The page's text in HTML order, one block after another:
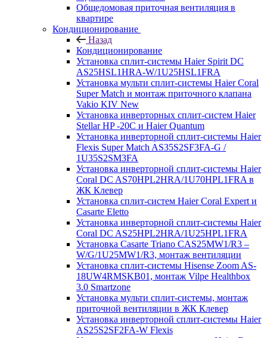
Общедомовая приточная вентиляция в
квартире
Кондиционирование
Назад
Кондиционирование
Установка сплит-системы Haier Spirit DC
AS25HSL1HRA-W/1U25HSL1FRA
Установка мульти сплит-системы Haier Coral
Super Match и монтаж приточного клапана
Vakio KIV New
Установка инверторных сплит-систем Haier
Stellar HP -20С и Haier Quantum
Установка инверторной сплит-системы Haier
Flexis Super Match AS35S2SF3FA-G /
1U35S2SM3FA
Установка инверторной сплит-системы Haier
Coral DC AS70HPL2HRA/1U70HPL1FRA в
ЖК Клевер
Установка сплит-систем Haier Coral Expert и
Casarte Eletto
Установка инверторной сплит-системы Haier
Coral DC AS25HPL2HRA/1U25HPL1FRA
Установка Casarte Triano CAS25MW1/R3 –
W/G/1U25MW1/R3, монтаж вентиляции
Установка сплит-системы Hisense Zoom AS-
18UW4RMSKB01, монтаж Vilpe Healthbox
3.0 Smartzone
Установка мульти сплит-системы, монтаж
приточной вентиляции в ЖК Клевер
Установка инверторной сплит-системы Haier
AS25S2SF2FA-W Flexis